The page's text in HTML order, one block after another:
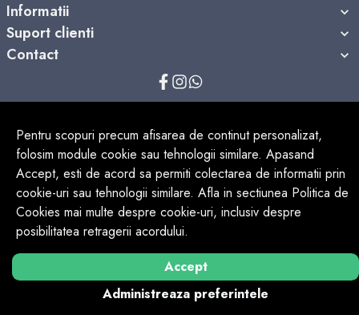
Informatii
Suport clienti
Contact
Solutie eCommercepowered by
BrowserID:
Pentru scopuri precum afisarea de continut personalizat,
folosim module cookie sau tehnologii similare. Apasand
Accept, esti de acord sa permiti colectarea de informatii prin
cookie-uri sau tehnologii similare. Afla in sectiunea Politica de
Cookies mai multe despre cookie-uri, inclusiv despre
posibilitatea retragerii acordului.
Accept
Administreaza preferintele